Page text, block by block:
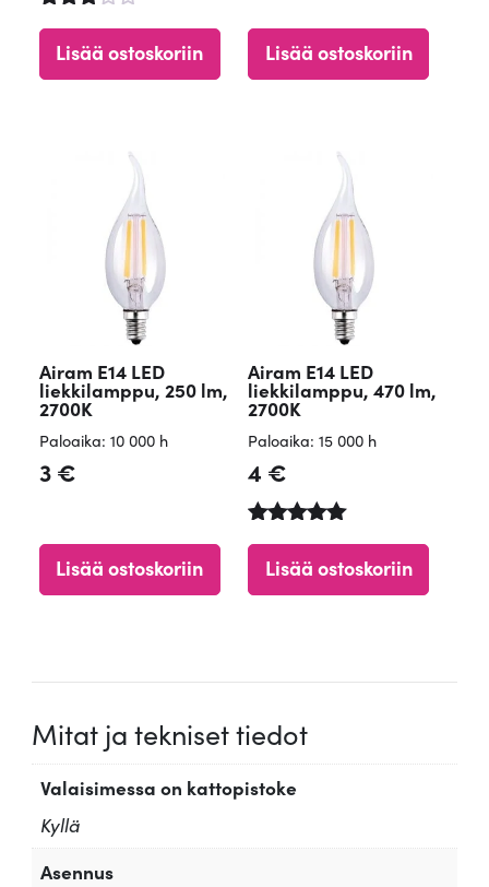
elu
tuottee
sta:
Lisää ostoskoriin
tuotteest
4.48
Lisää ostoskoriin
Airam E14 LED
liekkilamppu, 250 lm,
2700K
Paloaika: 10 000 h
3€
Lisää ostoskoriin
Airam E14 LED
liekkilamppu, 470 lm,
2700K
Paloaika: 15 000 h
4 €
tuotteesta:
5.00
/ 5
Lisää ostoskoriin
Mitat ja tekniset tiedot
Valaisimessa on kattopistoke
Kyllä
Asennus